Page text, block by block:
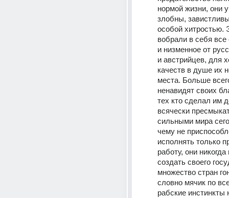
нормой жизни, они
злобны,
особой хитростью.
вобрали в себя
и низменное от
и австрийцев, для
качеств в душе их
места. Больше
ненавидят своих
тех кто сделал им
всячески
сильными мира
чему не
исполнять только
работу, они
создать своего
множество стран
словно мячик по
рабские инстинкты